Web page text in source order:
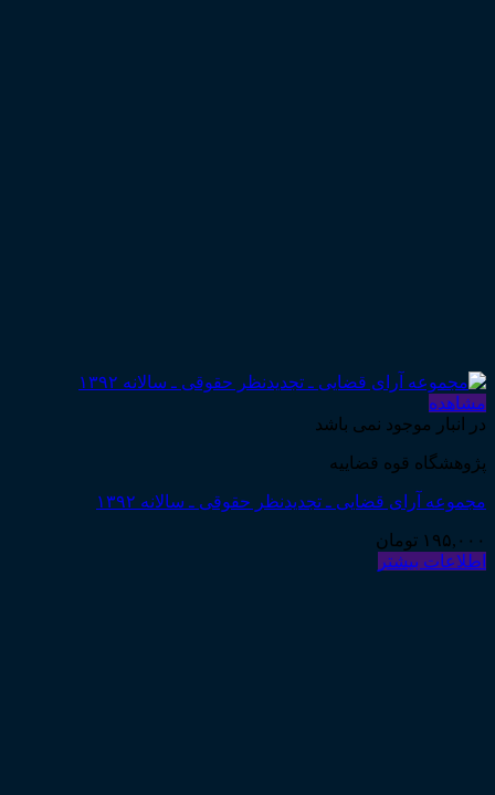
مشاهده
در انبار موجود نمی باشد
پژوهشگاه قوه قضاییه
مجموعه آرای قضایی ـ تجدیدنظر حقوقی ـ سالانه ۱۳۹۲
۱۹۵,۰۰۰ تومان
اطلاعات بیشتر